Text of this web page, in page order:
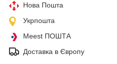
Нова Пошта
Укрпошта
Meest ПОШТА
Доставка в Європу